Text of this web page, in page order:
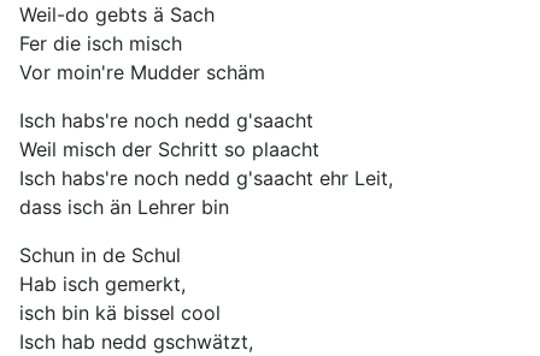
Weil-do gebts ä Sach
Fer die isch misch
Vor moin're Mudder schäm
Isch habs're noch nedd g'saacht
Weil misch der Schritt so plaacht
Isch habs're noch nedd g'saacht ehr Leit,
dass isch än Lehrer bin
Schun in de Schul
Hab isch gemerkt,
isch bin kä bissel cool
Isch hab nedd gschwätzt,